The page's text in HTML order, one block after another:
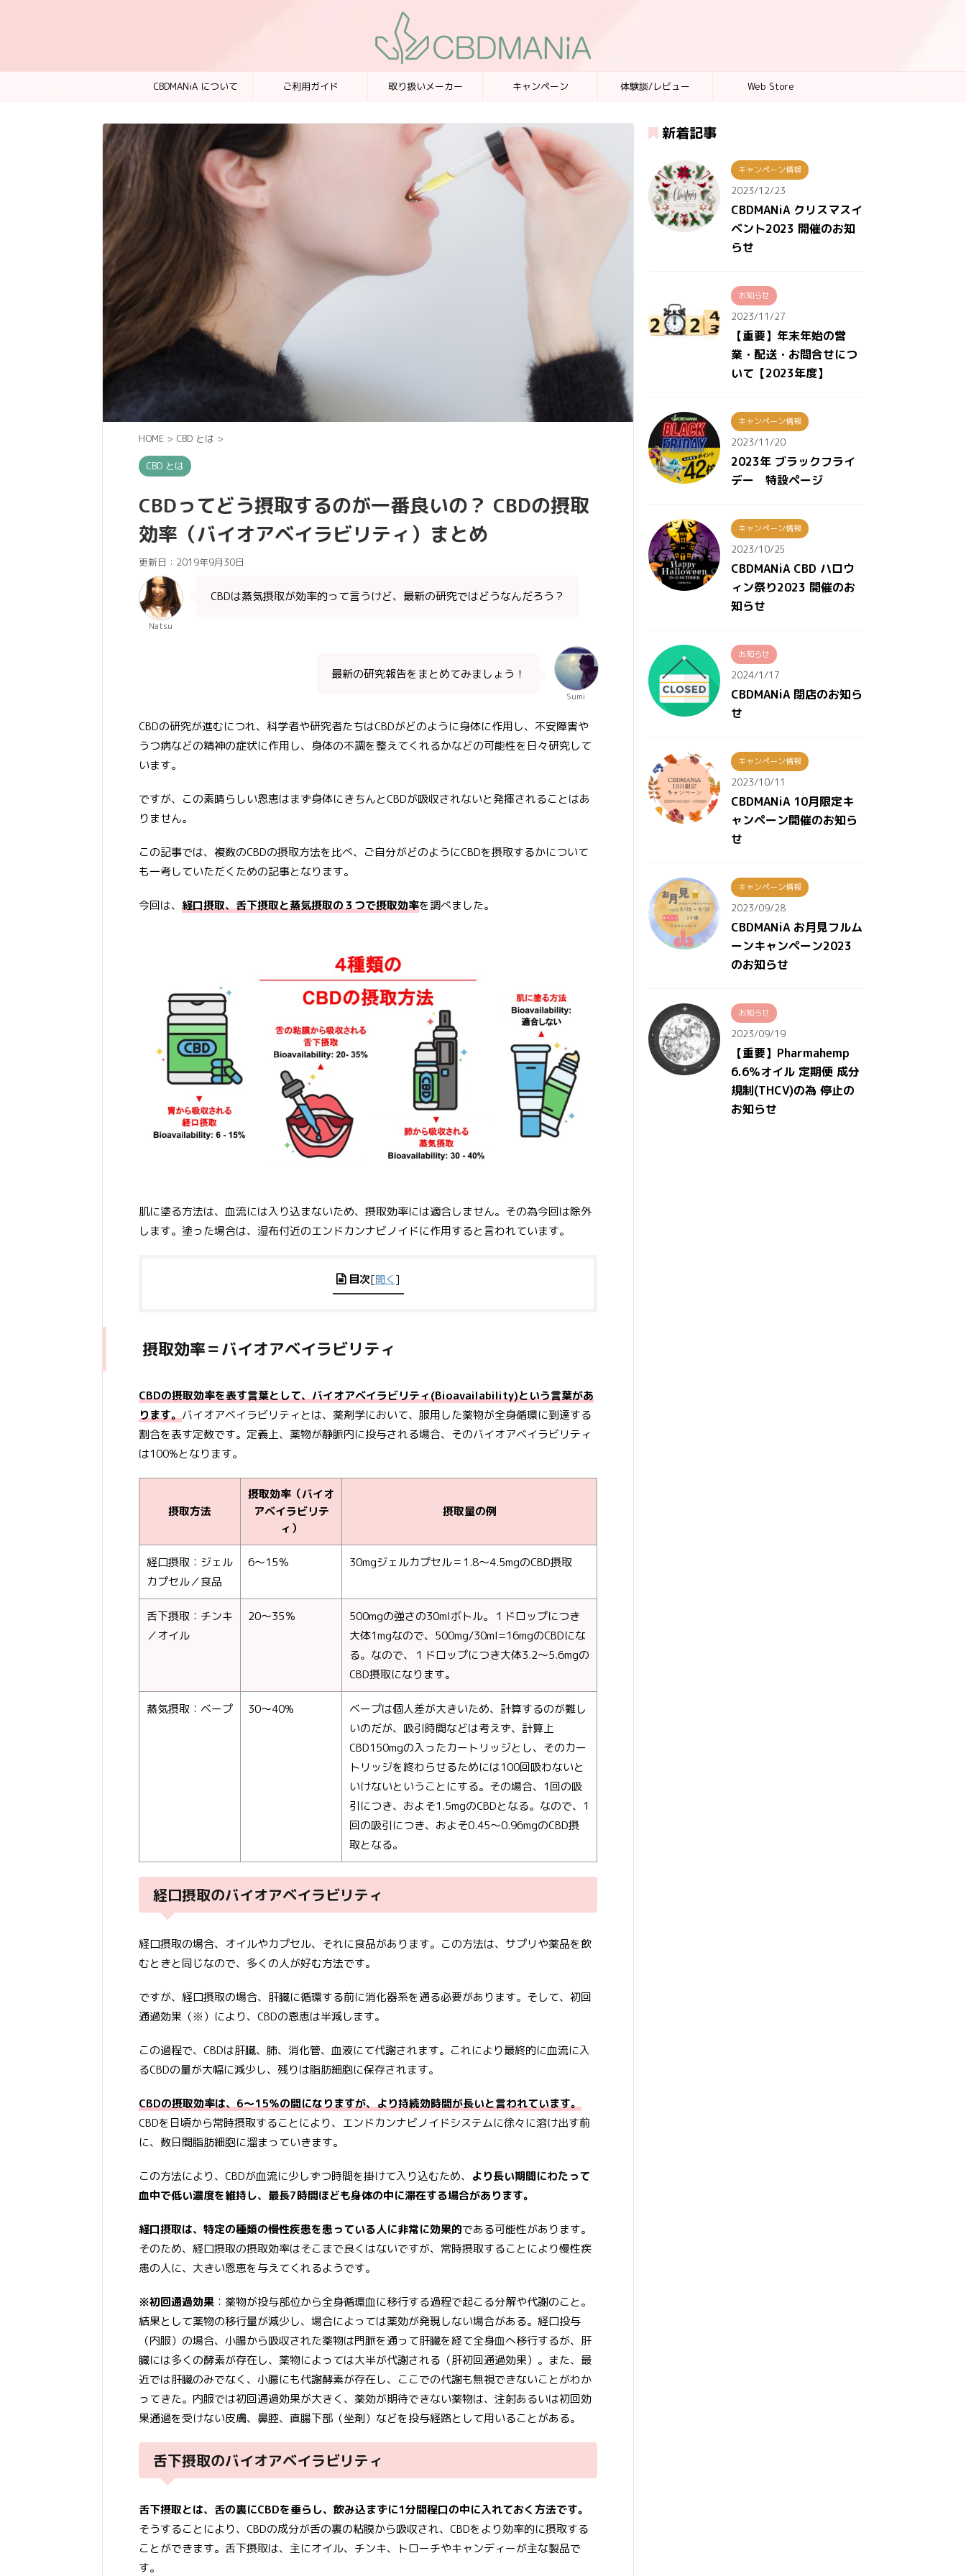
CBDMANiA について ご利用ガイド 取り扱いメーカー キャンペーン 体験談/レビュー Web Store
HOME > CBD とは >
CBD とは
CBDってどう摂取するのが一番良いの？ CBDの摂取
効率（バイオアベイラビリティ）まとめ
更新日： 2019年9月30日
Natsu
CBDは蒸気摂取が効率的って言うけど、最新の研究ではどうなんだろう？
最新の研究報告をまとめてみましょう！
Sumi
CBDの研究が進むにつれ、科学者や研究者たちはCBDがどのように身体に作用し、不安障害や
うつ病などの精神の症状に作用し、身体の不調を整えてくれるかなどの可能性を日々研究して
います。
ですが、この素晴らしい恩恵はまず身体にきちんとCBDが吸収されないと発揮されることはあ
りません。
この記事では、複数のCBDの摂取方法を比べ、ご自分がどのようにCBDを摂取するかについて
も一考していただくための記事となります。
今回は、 経口摂取、舌下摂取と蒸気摂取の３つで摂取効率を調べました。
肌に塗る方法は、血流には入り込まないため、摂取効率には適合しません。その為今回は除外
します。塗った場合は、湿布付近のエンドカンナビノイドに作用すると言われています。
目次[開く ]
摂取効率＝バイオアベイラビリティ
CBDの摂取効率を表す言葉として、バイオアベイラビリティ(Bioavailability)という言葉があ
ります。バイオアベイラビリティとは、薬剤学において、服用した薬物が全身循環に到達する
割合を表す定数です。定義上、薬物が静脈内に投与される場合、そのバイオアベイラビリティ
は100%となります。
摂取方法
摂取効率（バイオ
アベイラビリテ
ィ）
摂取量の例
経口摂取：ジェル
カプセル／食品
6～15％ 30mgジェルカプセル＝1.8～4.5mgのCBD摂取
舌下摂取：チンキ
／オイル
20～35％
500mgの強さの30mlボトル。１ドロップにつき
大体1mgなので、500mg/30ml=16mgのCBDにな
る。なので、１ドロップにつき大体3.2～5.6mgの
CBD摂取になります。
蒸気摂取：ベープ 30～40%
ベープは個人差が大きいため、計算するのが難し
いのだが、吸引時間などは考えず、計算上
CBD150mgの入ったカートリッジとし、そのカー
トリッジを終わらせるためには100回吸わないと
いけないということにする。その場合、1回の吸
引につき、およそ1.5mgのCBDとなる。なので、1
回の吸引につき、およそ0.45～0.96mgのCBD摂
取となる。
経口摂取のバイオアベイラビリティ
経口摂取の場合、オイルやカプセル、それに食品があります。この方法は、サプリや薬品を飲
むときと同じなので、多くの人が好む方法です。
ですが、経口摂取の場合、肝臓に循環する前に消化器系を通る必要があります。そして、初回
通過効果（※）により、CBDの恩恵は半減します。
この過程で、CBDは肝臓、肺、消化管、血液にて代謝されます。これにより最終的に血流に入
るCBDの量が大幅に減少し、残りは脂肪細胞に保存されます。
CBDの摂取効率は、6～15％の間になりますが、より持続効時間が長いと言われています。
CBDを日頃から常時摂取することにより、エンドカンナビノイドシステムに徐々に溶け出す前
に、数日間脂肪細胞に溜まっていきます。
この方法により、CBDが血流に少しずつ時間を掛けて入り込むため、 より長い期間にわたって
血中で低い濃度を維持し、最長7時間ほども身体の中に滞在する場合があります。
経口摂取は、特定の種類の慢性疾患を患っている人に非常に効果的である可能性があります。
そのため、経口摂取の摂取効率はそこまで良くはないですが、常時摂取することにより慢性疾
患の人に、大きい恩恵を与えてくれるようです。
※初回通過効果 ：薬物が投与部位から全身循環血に移行する過程で起こる分解や代謝のこと。
結果として薬物の移行量が減少し、場合によっては薬効が発現しない場合がある。経口投与
（内服）の場合、小腸から吸収された薬物は門脈を通って肝臓を経て全身血へ移行するが、肝
臓には多くの酵素が存在し、薬物によっては大半が代謝される（肝初回通過効果）。また、最
近では肝臓のみでなく、小腸にも代謝酵素が存在し、ここでの代謝も無視できないことがわか
ってきた。内服では初回通過効果が大きく、薬効が期待できない薬物は、注射あるいは初回効
果通過を受けない皮膚、鼻腔、直腸下部（坐剤）などを投与経路として用いることがある。
舌下摂取のバイオアベイラビリティ
舌下摂取とは、舌の裏にCBDを垂らし、飲み込まずに1分間程口の中に入れておく方法です。
そうすることにより、CBDの成分が舌の裏の粘膜から吸収され、CBDをより効率的に摂取する
ことができます。舌下摂取は、主にオイル、チンキ、トローチやキャンディーが主な製品で
す。
新着記事
キャンペーン情報
2023/12/23
CBDMANiA クリスマスイ
ベント2023 開催のお知
らせ
お知らせ
2023/11/27
【重要】年末年始の営
業・配送・お問合せにつ
いて【2023年度】
キャンペーン情報
2023/11/20
2023年 ブラックフライ
デー 特設ページ
キャンペーン情報
2023/10/25
CBDMANiA CBD ハロウ
ィン祭り2023 開催のお
知らせ
お知らせ
2024/1/17
CBDMANiA 閉店のお知ら
せ
キャンペーン情報
2023/10/11
CBDMANiA 10月限定キ
ャンペーン開催のお知ら
せ
キャンペーン情報
2023/09/28
CBDMANiA お月見フルム
ーンキャンペーン2023
のお知らせ
お知らせ
2023/09/19
【重要】Pharmahemp
6.6％オイル 定期便 成分
規制(THCV)の為 停止の
お知らせ